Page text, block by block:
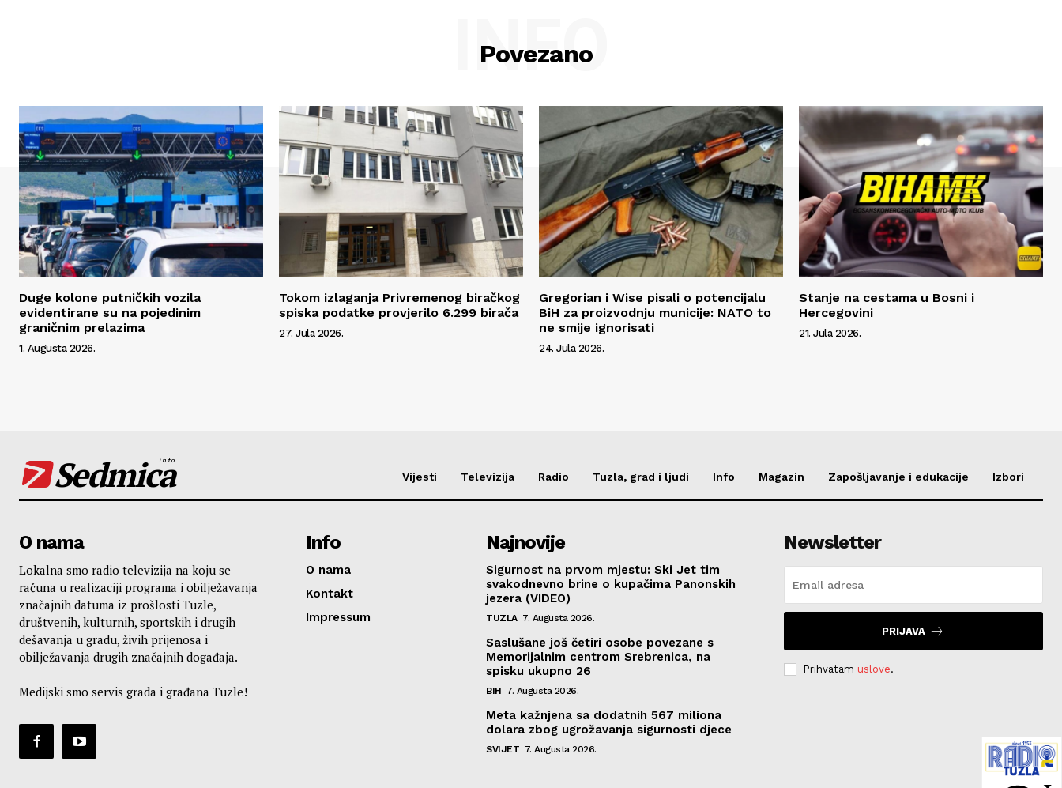
Povezano
INFO
Duge kolone putničkih vozila
evidentirane su na pojedinim
graničnim prelazima
1. Augusta 2026.
Tokom izlaganja Privremenog biračkog
spiska podatke provjerilo 6.299 birača
27. Jula 2026.
Gregorian i Wise pisali o potencijalu
BiH za proizvodnju municije: NATO to
ne smije ignorisati
24. Jula 2026.
Stanje na cestama u Bosni i
Hercegovini
21. Jula 2026.
Sedmica
info
Vijesti Televizija Radio Tuzla, grad i ljudi Info Magazin Zapošljavanje i edukacije Izbori
O nama
Lokalna smo radio televizija na koju se
računa u realizaciji programa i obilježavanja
značajnih datuma iz prošlosti Tuzle,
društvenih, kulturnih, sportskih i drugih
dešavanja u gradu, živih prijenosa i
obilježavanja drugih značajnih događaja.
Medijski smo servis grada i građana Tuzle!
Info
O nama
Kontakt
Impressum
Najnovije
Sigurnost na prvom mjestu: Ski Jet tim
svakodnevno brine o kupačima Panonskih
jezera (VIDEO)
TUZLA 7. Augusta 2026.
Saslušane još četiri osobe povezane s
Memorijalnim centrom Srebrenica, na
spisku ukupno 26
BIH 7. Augusta 2026.
Meta kažnjena sa dodatnih 567 miliona
dolara zbog ugrožavanja sigurnosti djece
SVIJET 7. Augusta 2026.
Newsletter
PRIJAVA
Prihvatam uslove.